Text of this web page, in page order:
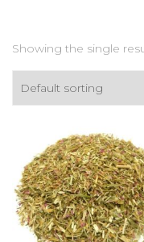
Showing the single